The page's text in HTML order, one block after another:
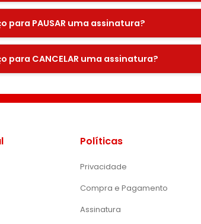
para PAUSAR uma assinatura?
para CANCELAR uma assinatura?
Políticas
Privacidade
Compra e Pagamento
Assinatura